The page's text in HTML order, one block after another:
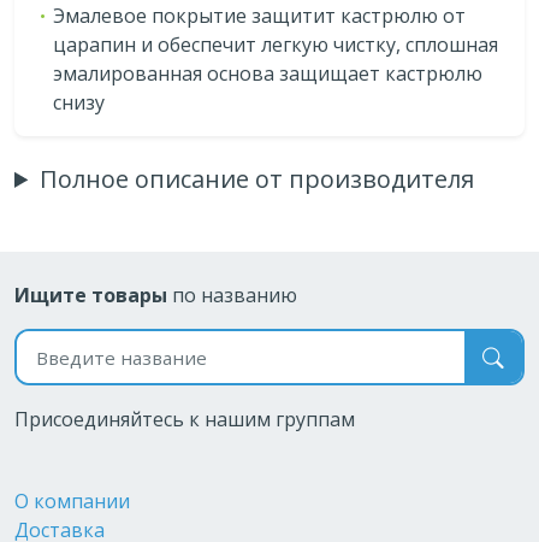
Эмалевое покрытие защитит кастрюлю от
царапин и обеспечит легкую чистку, сплошная
эмалированная основа защищает кастрюлю
снизу
Полное описание от производителя
Ищите товары по названию
Поиск по названию
Присоединяйтесь к нашим группам
О компании
Доставка